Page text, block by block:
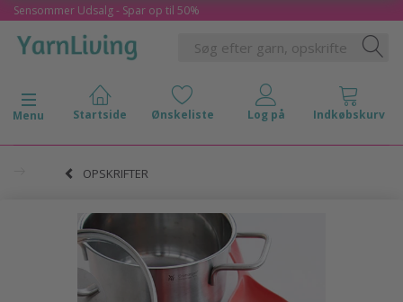
Sensommer Udsalg - Spar op til 50%
Skifte navigation
Menu
OPSKRIFTER